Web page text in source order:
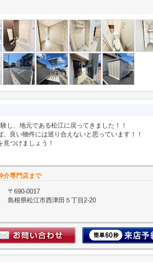
し、地元である松江に戻ってきました！！
良い物件には巡り合えないと思っています！！
つけましょう！
専門店まで
〒690-0017
島根県松江市西津田５丁目2-20